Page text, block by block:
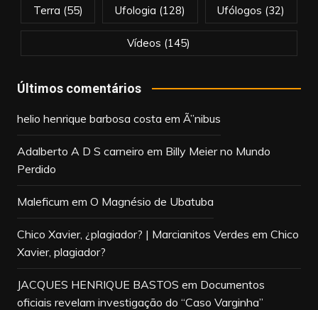
Terra (55) Ufologia (128) Ufólogos (32)
Vídeos (145)
Últimos comentários
helio henrique barbosa costa em Ã”nibus
Adalberto A D S carneiro em Billy Meier no Mundo
Perdido
Maleficum em O Magnésio de Ubatuba
Chico Xavier, ¿plagiador? | Marcianitos Verdes em Chico
Xavier, plagiador?
JACQUES HENRIQUE BASTOS em Documentos
oficiais revelam investigação do “Caso Varginha”